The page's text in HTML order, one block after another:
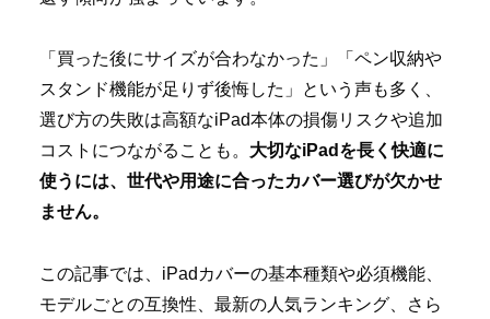
「買った後にサイズが合わなかった」「ペン収納や
スタンド機能が足りず後悔した」という声も多く、
選び方の失敗は高額なiPad本体の損傷リスクや追加
コストにつながることも。 大切なiPadを長く快適に
使うには、世代や用途に合ったカバー選びが欠かせ
ません。
この記事では、iPadカバーの基本種類や必須機能、
モデルごとの互換性、最新の人気ランキング、さら